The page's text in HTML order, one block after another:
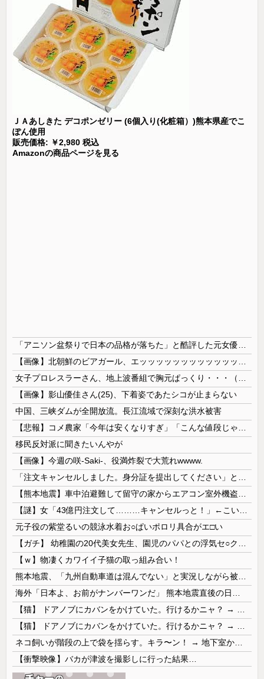
ＪＡあしきた デコポンゼリー (6個入り(化粧箱）)熊本県産でこ
ぽん使用
販売価格: ￥2,980 税込
Amazonの商品ページを見る
【画像】影山優佳さん(25)、下着姿であたシコが止まらない
中国、三峡ダムが全開放流。長江流域で深刻な洪水被害
移民反対派に聞きたいんやが
【画像】今週の咲-Saki-、役満炸裂で大荒れwwww.
元子役の紫堂るいの競泳水着お○ぱいポロリ具合がエ□い
【ｗ】物凄くカワイイ子猫の取っ組み合い！
【衝撃映像】バカが津波を撮影しに行った結果…